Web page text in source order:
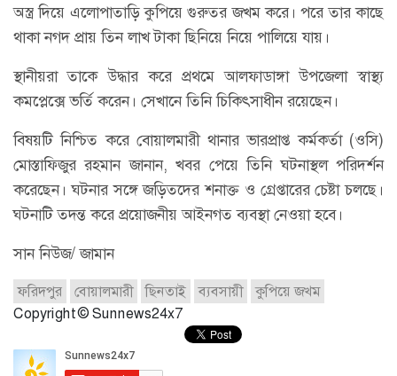
অস্ত্র দিয়ে এলোপাতাড়ি কুপিয়ে গুরুতর জখম করে। পরে তার কাছে
থাকা নগদ প্রায় তিন লাখ টাকা ছিনিয়ে নিয়ে পালিয়ে যায়।
স্থানীয়রা তাকে উদ্ধার করে প্রথমে আলফাডাঙ্গা উপজেলা স্বাস্থ্য
কমপ্লেক্সে ভর্তি করেন। সেখানে তিনি চিকিৎসাধীন রয়েছেন।
বিষয়টি নিশ্চিত করে বোয়ালমারী থানার ভারপ্রাপ্ত কর্মকর্তা (ওসি)
মোস্তাফিজুর রহমান জানান, খবর পেয়ে তিনি ঘটনাস্থল পরিদর্শন
করেছেন। ঘটনার সঙ্গে জড়িতদের শনাক্ত ও গ্রেপ্তারের চেষ্টা চলছে।
ঘটনাটি তদন্ত করে প্রয়োজনীয় আইনগত ব্যবস্থা নেওয়া হবে।
সান নিউজ/ জামান
ফরিদপুর বোয়ালমারী ছিনতাই ব্যবসায়ী
কুপিয়ে জখম
Copyright © Sunnews24x7